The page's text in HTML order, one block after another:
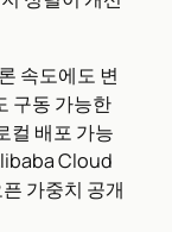
속도에도 변
구동 가능한
컬 배포 가능
Cloud
가중치 공개